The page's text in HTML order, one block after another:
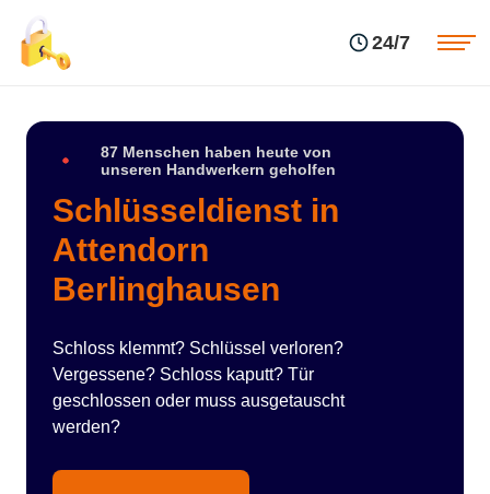
24/7
87 Menschen haben heute von
unseren Handwerkern geholfen
Schlüsseldienst in
Attendorn
Berlinghausen
Schloss klemmt? Schlüssel verloren?
Vergessene? Schloss kaputt? Tür
geschlossen oder muss ausgetauscht
werden?